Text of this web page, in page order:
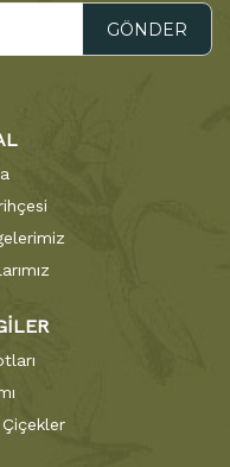
GÖNDER